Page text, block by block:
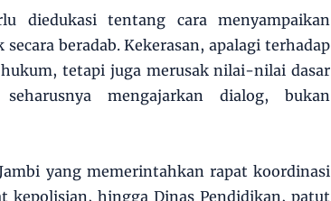
diedukasi tentang cara menyampaikan
beradab. Kekerasan, apalagi terhadap
tetapi juga merusak nilai-nilai dasar
mengajarkan dialog, bukan
yang memerintahkan rapat koordinasi
kepolisian, hingga Dinas Pendidikan, patut